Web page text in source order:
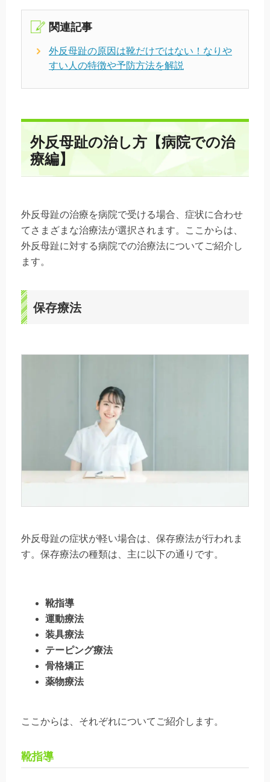
関連記事
外反母趾の原因は靴だけではない！なりや
すい人の特徴や予防方法を解説
外反母趾の治し方【病院での治
療編】
外反母趾の治療を病院で受ける場合、症状に合わせ
てさまざまな治療法が選択されます。ここからは、
外反母趾に対する病院での治療法についてご紹介し
ます。
保存療法
外反母趾の症状が軽い場合は、保存療法が行われま
す。保存療法の種類は、主に以下の通りです。
靴指導
運動療法
装具療法
テーピング療法
骨格矯正
薬物療法
ここからは、それぞれについてご紹介します。
靴指導